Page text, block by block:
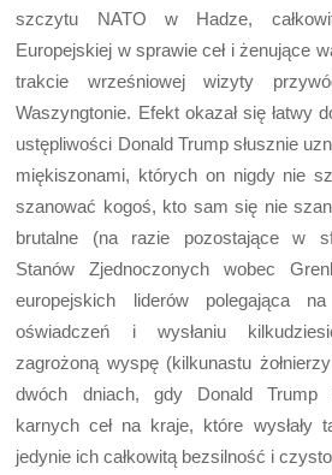
szczytu NATO w Hadze,
Europejskiej w sprawie ceł i żenujące
trakcie wrześniowej wizyty
Waszyngtonie. Efekt okazał się łatwy
ustępliwości Donald Trump słusznie
miękiszonami, których on nigdy nie
szanować kogoś, kto sam się nie
brutalne (na razie pozostające w
Stanów Zjednoczonych wobec
europejskich liderów polegająca
oświadczeń i wysłaniu
zagrożoną wyspę (kilkunastu
dwóch dniach, gdy Donald Trump
karnych ceł na kraje, które wysłały
jedynie ich całkowitą bezsilność i